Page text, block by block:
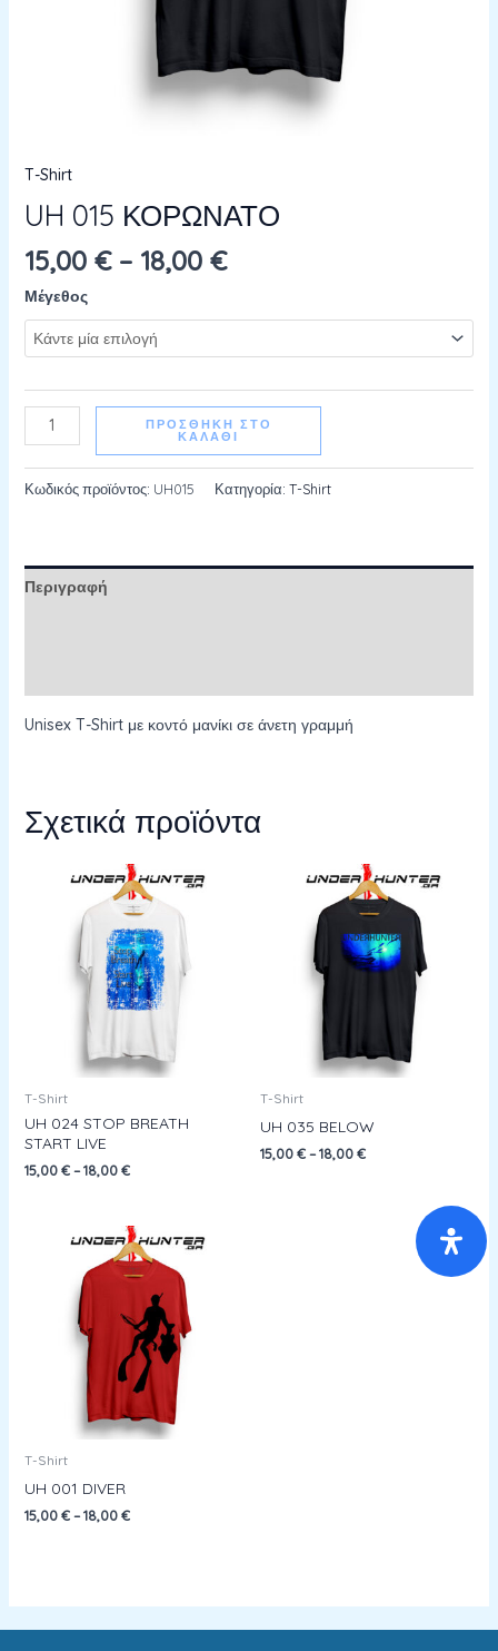
T-Shirt
UH 015 ΚΟΡΩΝΑΤΟ
15,00 €– 18,00 €
Μέγεθος
ΠΡΟΣΘΉΚΗ ΣΤΟ
ΚΑΛΆΘΙ
Κωδικός προϊόντος: UH015 Κατηγορία: T-Shirt
Περιγραφή
Unisex T-Shirt με κοντό μανίκι σε άνετη γραμμή
Σχετικά προϊόντα
T-Shirt
UH 024 STOP BREATH
START LIVE
15,00€–18,00€
T-Shirt
UH 035 BELOW
15,00€–18,00€
T-Shirt
UH 001 DIVER
15,00€–18,00€